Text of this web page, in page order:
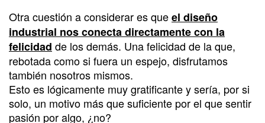
Otra cuestión a considerar es queel diseño
industrial nos conecta directamente con la
felicidad de los demás. Una felicidad de la que,
rebotada como si fuera un espejo, disfrutamos
también nosotros mismos.
Esto es lógicamente muy gratificante y sería, por si
solo, un motivo más que suficiente por el que sentir
pasión por algo, ¿no?